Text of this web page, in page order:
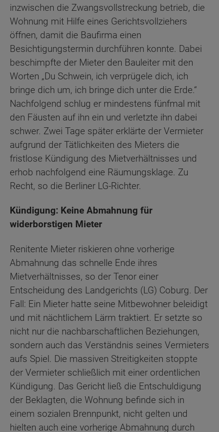
inzwischen die Zwangsvollstreckung betrieb, die
Wohnung mit Hilfe eines Gerichtsvollziehers
öffnen, damit die Baufirma einen
Besichtigungstermin durchführen konnte. Dabei
beschimpfte der Mieter den Bauleiter mit den
Worten „Du Schwein, ich verprügele dich, ich
bringe dich um, ich bringe dich unter die Erde.“
Nachfolgend schlug er mindestens fünfmal mit
den Fäusten auf ihn ein und verletzte ihn dabei
schwer. Zwei Tage später erklärte der Vermieter
aufgrund der Tätlichkeiten des Mieters die
fristlose Kündigung des Mietverhältnisses und
erhob nachfolgend eine Räumungsklage. Zu
Recht, so die Berliner LG-Richter.
Kündigung: Keine Abmahnung für
widerborstigen Mieter
Renitente Mieter riskieren ohne vorherige
Abmahnung das schnelle Ende ihres
Mietverhältnisses, so der Tenor einer
Entscheidung des Landgerichts (LG) Coburg. Der
Fall: Ein Mieter hatte seine Mitbewohner beleidigt
und mit nächtlichem Lärm traktiert. Er setzte so
nicht nur die nachbarschaftlichen Beziehungen,
sondern auch das Verständnis seines Vermieters
aufs Spiel. Die massiven Streitigkeiten stoppte
der Vermieter schließlich mit einer ordentlichen
Kündigung. Das Gericht ließ die Entschuldigung
der Beklagten, die Wohnung befinde sich in
einem sozialen Brennpunkt, nicht gelten und
hielten auch eine vorherige Abmahnung durch